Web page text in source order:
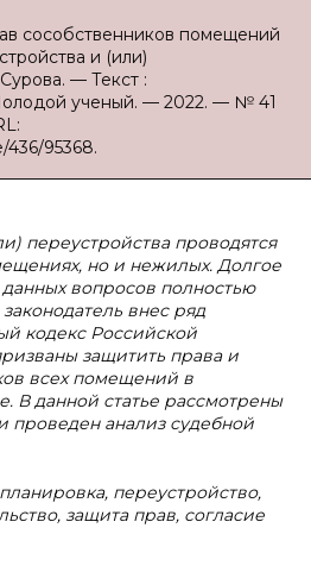
сособственников помещений
и (или)
— Текст :
ученый. — 2022. — № 41
95368.
переустройства проводятся
но и нежилых. Долгое
вопросов полностью
внес ряд
кодекс Российской
защитить права и
всех помещений в
В данной статье рассмотрены
проведен анализ судебной
переустройство,
защита прав, согласие